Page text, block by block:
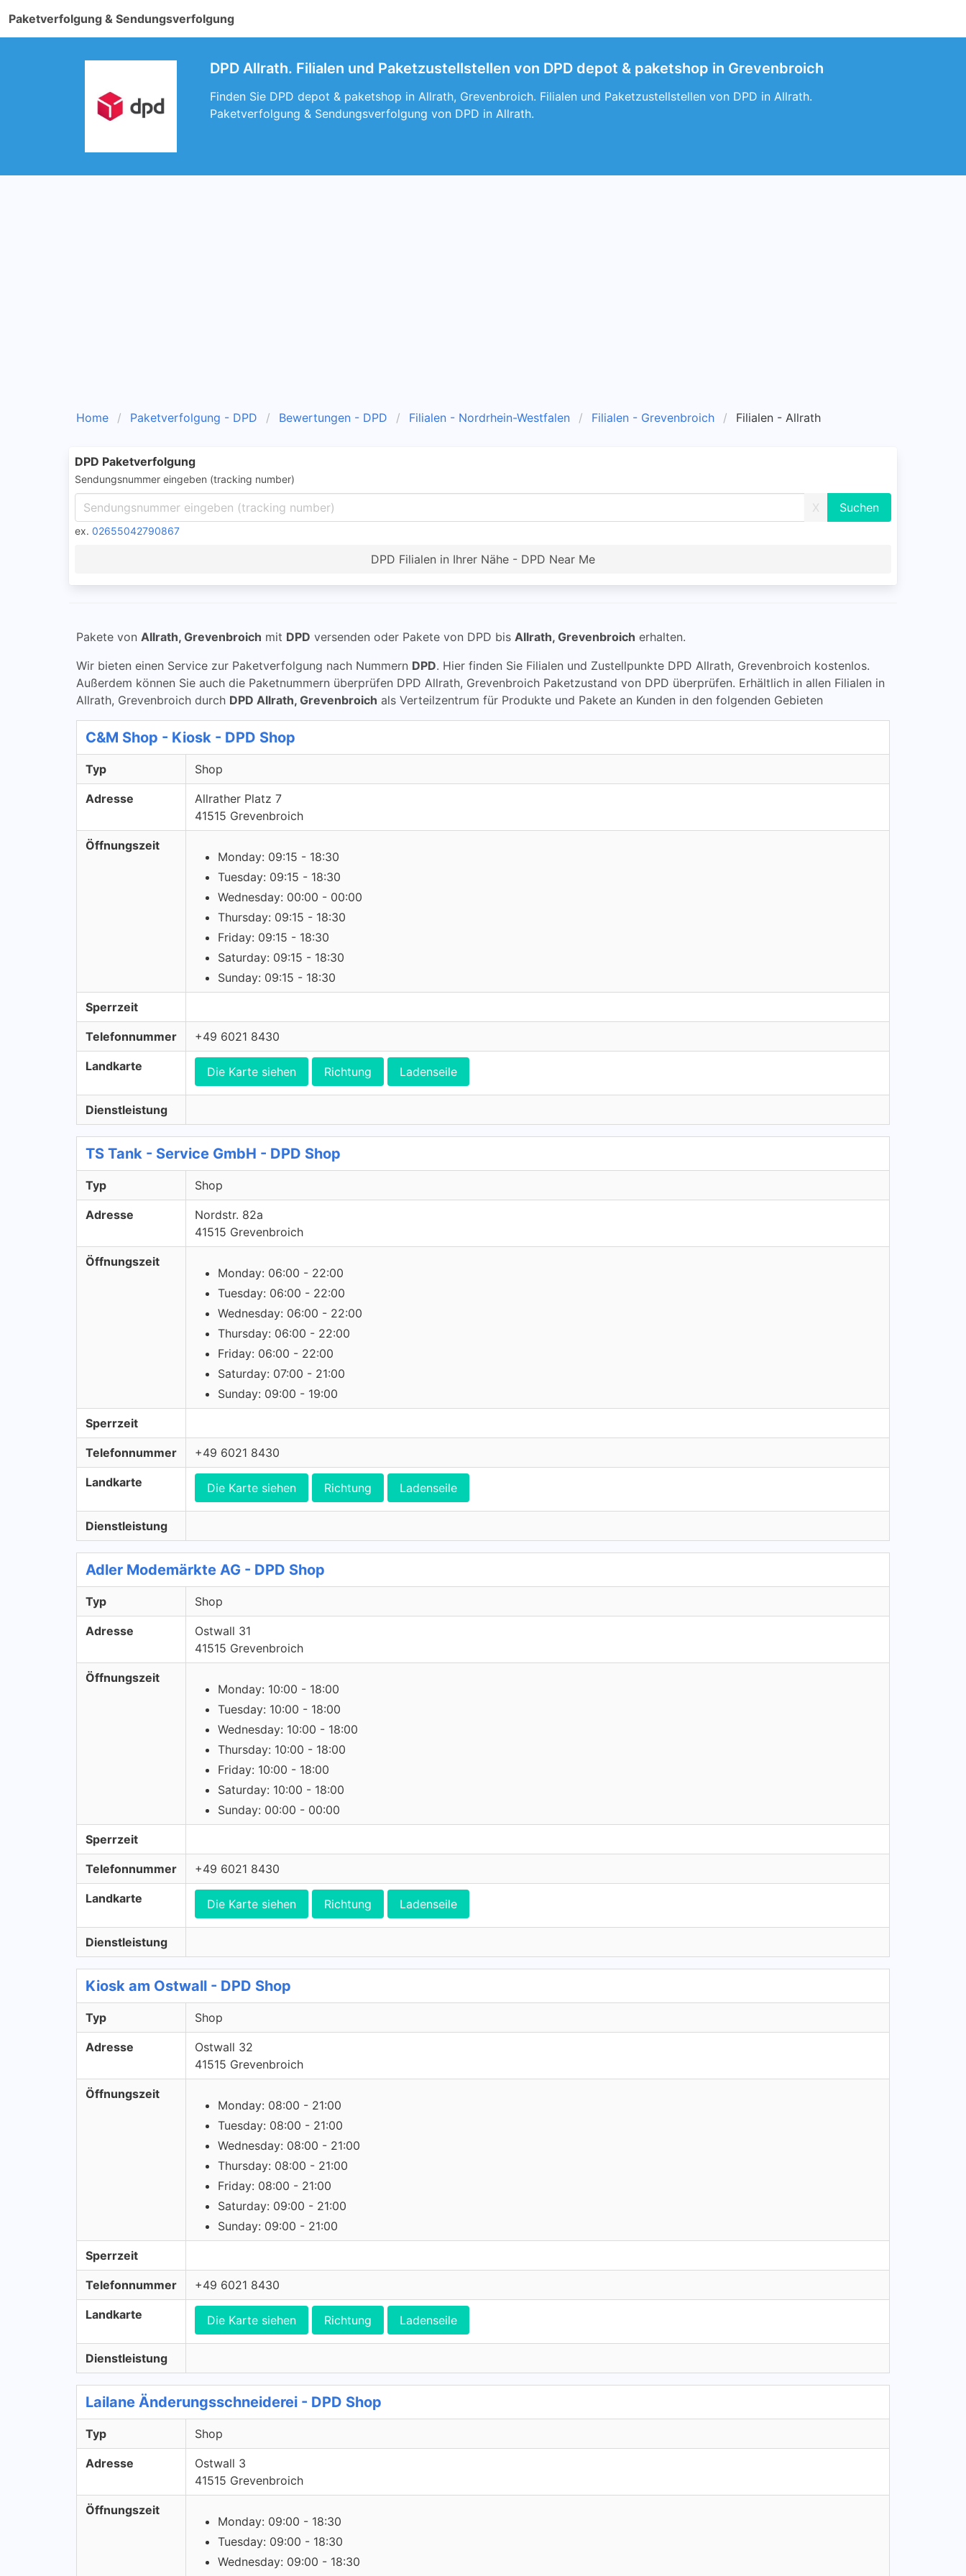
Paketverfolgung & Sendungsverfolgung
DPD Allrath. Filialen und Paketzustellstellen von DPD depot & paketshop in Grevenbroich
Finden Sie DPD depot & paketshop in Allrath, Grevenbroich. Filialen und Paketzustellstellen von DPD in Allrath.
Paketverfolgung & Sendungsverfolgung von DPD in Allrath.
Home Paketverfolgung - DPD Bewertungen - DPD Filialen - Nordrhein-Westfalen Filialen - Grevenbroich Filialen - Allrath
DPD Paketverfolgung
Sendungsnummer eingeben (tracking number)
X
ex. 02655042790867
DPD Filialen in Ihrer Nähe - DPD Near Me
Pakete von Allrath, Grevenbroich mit DPD versenden oder Pakete von DPD bis Allrath, Grevenbroich erhalten.
Wir bieten einen Service zur Paketverfolgung nach Nummern DPD. Hier finden Sie Filialen und Zustellpunkte DPD Allrath, Grevenbroich kostenlos.
Außerdem können Sie auch die Paketnummern überprüfen DPD Allrath, Grevenbroich Paketzustand von DPD überprüfen. Erhältlich in allen Filialen in
Allrath, Grevenbroich durch DPD Allrath, Grevenbroich als Verteilzentrum für Produkte und Pakete an Kunden in den folgenden Gebieten
C&M Shop - Kiosk - DPD Shop
Typ Shop
Adresse
Allrather Platz 7
41515 Grevenbroich
Öffnungszeit
Monday: 09:15 - 18:30
Tuesday: 09:15 - 18:30
Wednesday: 00:00 - 00:00
Thursday: 09:15 - 18:30
Friday: 09:15 - 18:30
Saturday: 09:15 - 18:30
Sunday: 09:15 - 18:30
Sperrzeit
Telefonnummer +49 6021 8430
Landkarte Die Karte siehen Richtung Ladenseile
Dienstleistung
TS Tank - Service GmbH - DPD Shop
Typ Shop
Adresse
Nordstr. 82a
41515 Grevenbroich
Öffnungszeit
Monday: 06:00 - 22:00
Tuesday: 06:00 - 22:00
Wednesday: 06:00 - 22:00
Thursday: 06:00 - 22:00
Friday: 06:00 - 22:00
Saturday: 07:00 - 21:00
Sunday: 09:00 - 19:00
Sperrzeit
Telefonnummer +49 6021 8430
Landkarte Die Karte siehen Richtung Ladenseile
Dienstleistung
Adler Modemärkte AG - DPD Shop
Typ Shop
Adresse
Ostwall 31
41515 Grevenbroich
Öffnungszeit
Monday: 10:00 - 18:00
Tuesday: 10:00 - 18:00
Wednesday: 10:00 - 18:00
Thursday: 10:00 - 18:00
Friday: 10:00 - 18:00
Saturday: 10:00 - 18:00
Sunday: 00:00 - 00:00
Sperrzeit
Telefonnummer +49 6021 8430
Landkarte Die Karte siehen Richtung Ladenseile
Dienstleistung
Kiosk am Ostwall - DPD Shop
Typ Shop
Adresse
Ostwall 32
41515 Grevenbroich
Öffnungszeit
Monday: 08:00 - 21:00
Tuesday: 08:00 - 21:00
Wednesday: 08:00 - 21:00
Thursday: 08:00 - 21:00
Friday: 08:00 - 21:00
Saturday: 09:00 - 21:00
Sunday: 09:00 - 21:00
Sperrzeit
Telefonnummer +49 6021 8430
Landkarte Die Karte siehen Richtung Ladenseile
Dienstleistung
Lailane Änderungsschneiderei - DPD Shop
Typ Shop
Adresse
Ostwall 3
41515 Grevenbroich
Öffnungszeit
Monday: 09:00 - 18:30
Tuesday: 09:00 - 18:30
Wednesday: 09:00 - 18:30